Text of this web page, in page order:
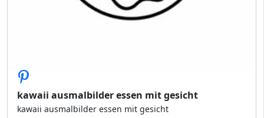
kawaii ausmalbilder essen mit gesicht
kawaii ausmalbilder essen mit gesicht